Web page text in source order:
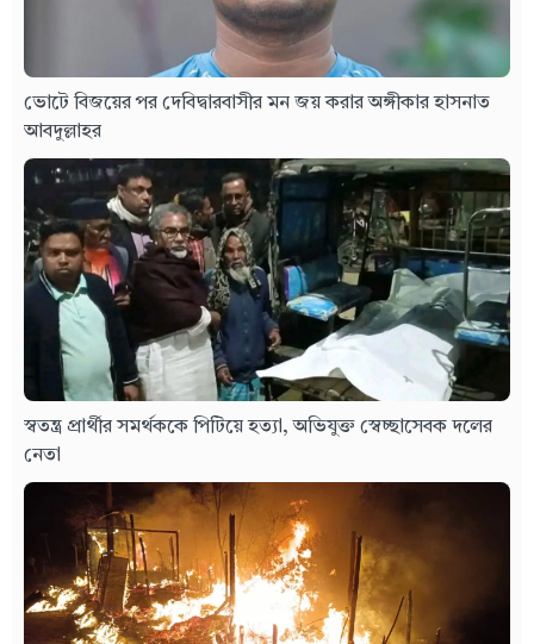
ভোটে বিজয়ের পর দেবিদ্বারবাসীর মন জয় করার অঙ্গীকার হাসনাত
আবদুল্লাহর
স্বতন্ত্র প্রার্থীর সমর্থককে পিটিয়ে হত্যা, অভিযুক্ত স্বেচ্ছাসেবক দলের
নেতা